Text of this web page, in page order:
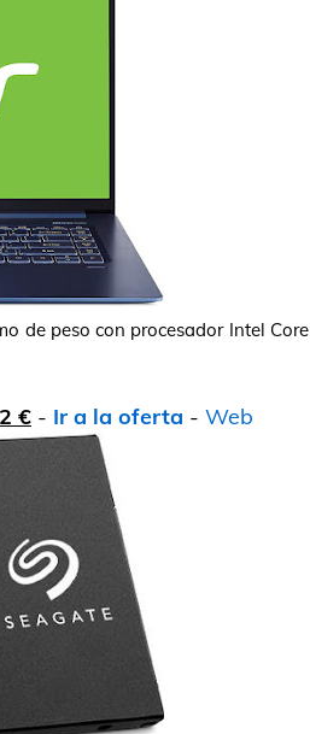
de peso con procesador Intel Core
€ - Ir a la oferta - Web